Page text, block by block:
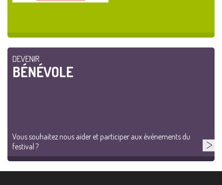
DEVENIR
BÉNÉVOLE
Vous souhaitez nous aider et participer aux événements du
festival ?